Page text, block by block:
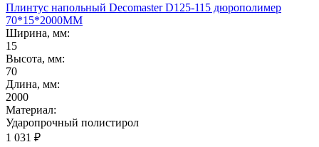
Плинтус напольный Decomaster D125-115 дюрополимер
70*15*2000ММ
Ширина, мм:
15
Высота, мм:
70
Длина, мм:
2000
Материал:
Ударопрочный полистирол
1 031 ₽